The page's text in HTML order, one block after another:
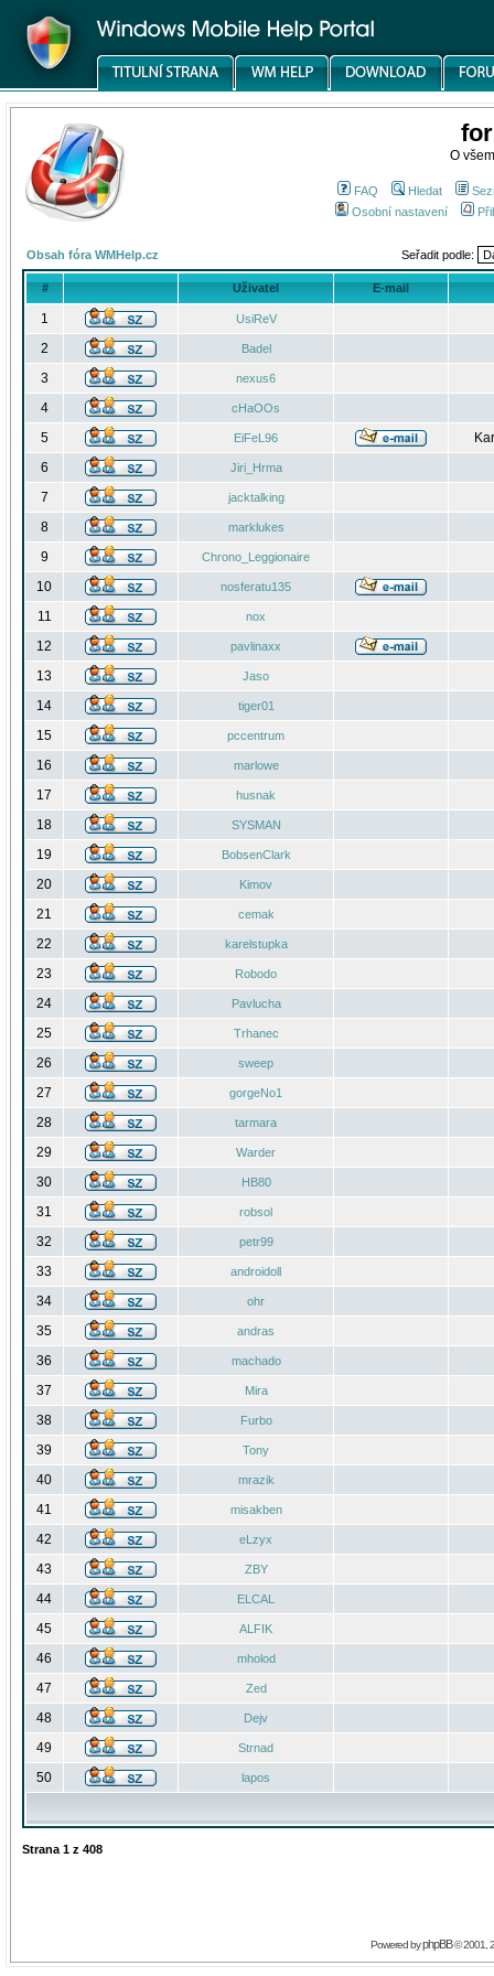
O
FAQ Hledat
Osobní nastavení
Obsah fóra WMHelp.cz Seřadit podle:
# Uživatel E-mail
1 UsiReV
2 Badel
3 nexus6
4 cHaOOs
5 EiFeL96
6
Jiri_Hrma
7 jacktalking
8 marklukes
9 Chrono_Leggionaire
10 nosferatu135
11 nox
12 pavlinaxx
13 Jaso
14 tiger01
15 pccentrum
16 marlowe
17 husnak
18 SYSMAN
19 BobsenClark
20 Kimov
21 cemak
22 karelstupka
23 Robodo
24 Pavlucha
25 Trhanec
26 sweep
27 gorgeNo1
28 tarmara
29 Warder
30 HB80
31 robsol
32 petr99
33 androidoll
34 ohr
35 andras
36 machado
37 Mira
38 Furbo
39 Tony
40 mrazik
41 misakben
42 eLzyx
43 ZBY
44 ELCAL
45 ALFIK
46 mholod
47 Zed
48 Dejv
49 Strnad
50 lapos
Strana 1 z 408
Powered byphpBB© 2001,